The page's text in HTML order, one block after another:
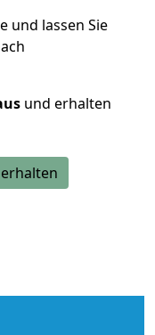
und lassen Sie
und erhalten